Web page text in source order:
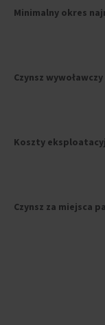
Minimalny okres
Czynsz
Koszty
Czynsz za miejsca